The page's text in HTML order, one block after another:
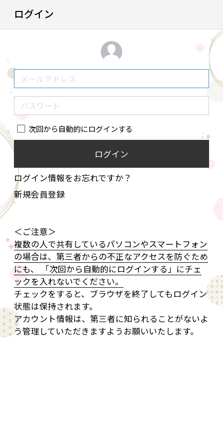
ログイン
次回から自動的にログインする
ログイン
ログイン情報をお忘れですか？
新規会員登録
＜ご注意＞
複数の人で共有しているパソコンやスマートフォン
の場合は、第三者からの不正なアクセスを防ぐため
にも、 「次回から自動的にログインする」にチェ
ックを入れないでください。
チェックをすると、ブラウザを終了してもログイン
状態は保持されます。
アカウント情報は、第三者に知られることがないよ
う管理していただきますようお願いいたします。